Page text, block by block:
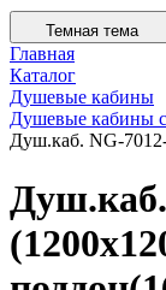
Темная тема
Главная
Каталог
Душевые кабины
Душевые кабины
Душ.каб. NG-